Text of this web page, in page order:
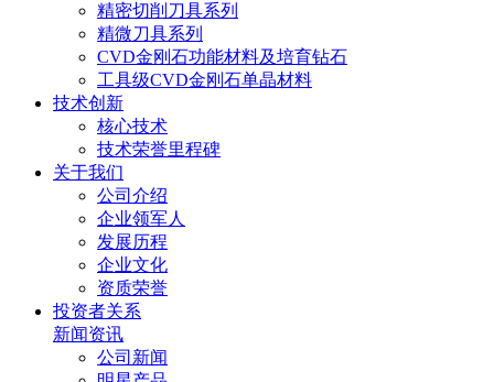
精密切削刀具系列
精微刀具系列
CVD金刚石功能材料及培育钻石
工具级CVD金刚石单晶材料
技术创新
核心技术
技术荣誉里程碑
关于我们
公司介绍
企业领军人
发展历程
企业文化
资质荣誉
投资者关系
新闻资讯
公司新闻